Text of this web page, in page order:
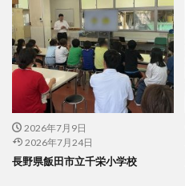
2026年7月9日
2026年7月24日
長野県飯田市立千栄小学校